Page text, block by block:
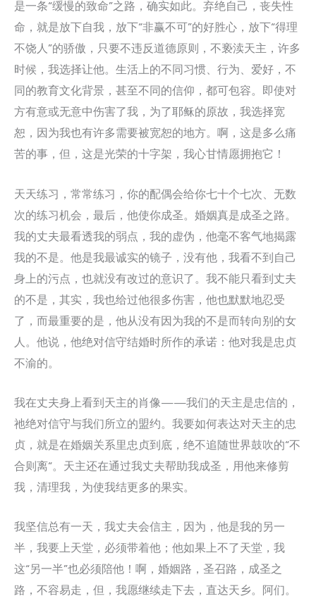
是一条“缓慢的致命”之路，确实如此。弃绝自己，丧失性
命，就是放下自我，放下“非赢不可”的好胜心，放下“得理
不饶人”的骄傲，只要不违反道德原则，不亵渎天主，许多
时候，我选择让他。生活上的不同习惯、行为、爱好，不
同的教育文化背景，甚至不同的信仰，都可包容。即使对
方有意或无意中伤害了我，为了耶稣的原故，我选择宽
恕，因为我也有许多需要被宽恕的地方。啊，这是多么痛
苦的事，但，这是光荣的十字架，我心甘情愿拥抱它！
天天练习，常常练习，你的配偶会给你七十个七次、无数
次的练习机会，最后，他使你成圣。婚姻真是成圣之路。
我的丈夫最看透我的弱点，我的虚伪，他毫不客气地揭露
我的不是。他是我最诚实的镜子，没有他，我看不到自己
身上的污点，也就没有改过的意识了。我不能只看到丈夫
的不是，其实，我也给过他很多伤害，他也默默地忍受
了，而最重要的是，他从没有因为我的不是而转向别的女
人。他说，他绝对信守结婚时所作的承诺：他对我是忠贞
不渝的。
我在丈夫身上看到天主的肖像——我们的天主是忠信的，
祂绝对信守与我们所立的盟约。我要如何表达对天主的忠
贞，就是在婚姻关系里忠贞到底，绝不追随世界鼓吹的“不
合则离“。天主还在通过我丈夫帮助我成圣，用他来修剪
我，清理我，为使我结更多的果实。
我坚信总有一天，我丈夫会信主，因为，他是我的另一
半，我要上天堂，必须带着他；他如果上不了天堂，我
这“另一半”也必须陪他！啊，婚姻路，圣召路，成圣之
路，不容易走，但，我愿继续走下去，直达天乡。阿们。